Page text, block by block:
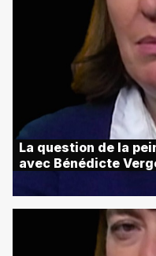
La question de la
avec Bénédicte